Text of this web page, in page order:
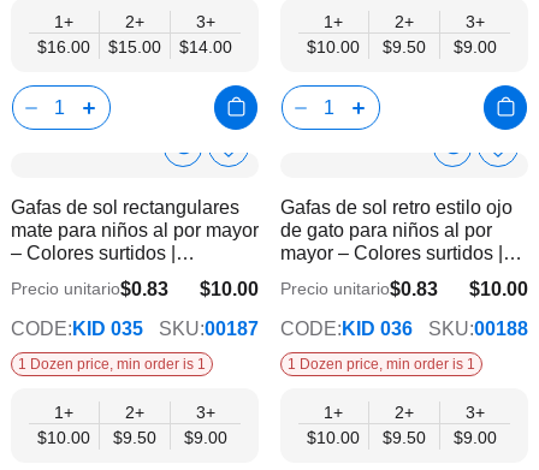
1+
$16.00
2+
$15.00
3+
$14.00
1+
$10.00
2+
$9.50
3+
$9.00
Show
Info
Añadir
la
lista
deseos
Gafas de sol rectangulares
mate para niños al por mayor
– Colores surtidos |
Protección UV400
$10.00
$9.00
Precio unitario$0.83
CODE: KID 035 SKU:00187
1 Dozen price, min order is 1
1+
$10.00
2+
$9.50
3+
$9.00
Show
Info la
de
Gafas de sol retro estilo ojo
de gato para niños al por
mayor – Colores surtidos |
Protección UV400
$10.00
$9.00
Precio unitario$0.83
CODE: KID 036 SKU:00188
1 Dozen price, min order is 1
1+
$10.00
2+
$9.50
3+
$9.00